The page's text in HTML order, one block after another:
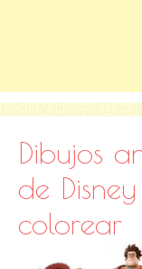
Dibujos
de
colorear